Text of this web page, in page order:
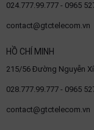
024.777.99.777 - 0965
contact@gtctelecom.vn
HỒ CHÍ MINH
215/56 Đường Nguyễn
028.777.99.777 - 0965
contact@gtctelecom.vn